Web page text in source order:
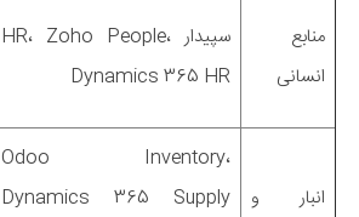
منابع
انسانی
سپیدار HR، Zoho People،
Dynamics 365 HR
انبار و
Odoo Inventory،
Dynamics 365 Supply